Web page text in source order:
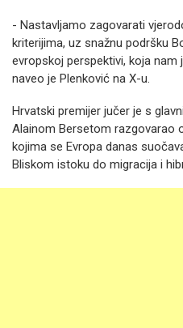
- Nastavljamo zagovarati
kriterijima, uz snažnu podršku
evropskoj perspektivi, koja
naveo je Plenković na X-u.
Hrvatski premijer jučer je s
Alainom Bersetom razgovarao
kojima se Evropa danas
Bliskom istoku do migracija i